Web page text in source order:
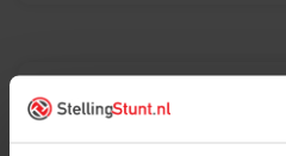
Specificaties